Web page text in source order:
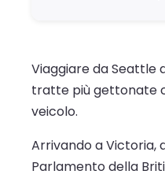
Viaggiare da Seattle
tratte più gettonate
veicolo.
Arrivando a Victoria,
Parlamento della